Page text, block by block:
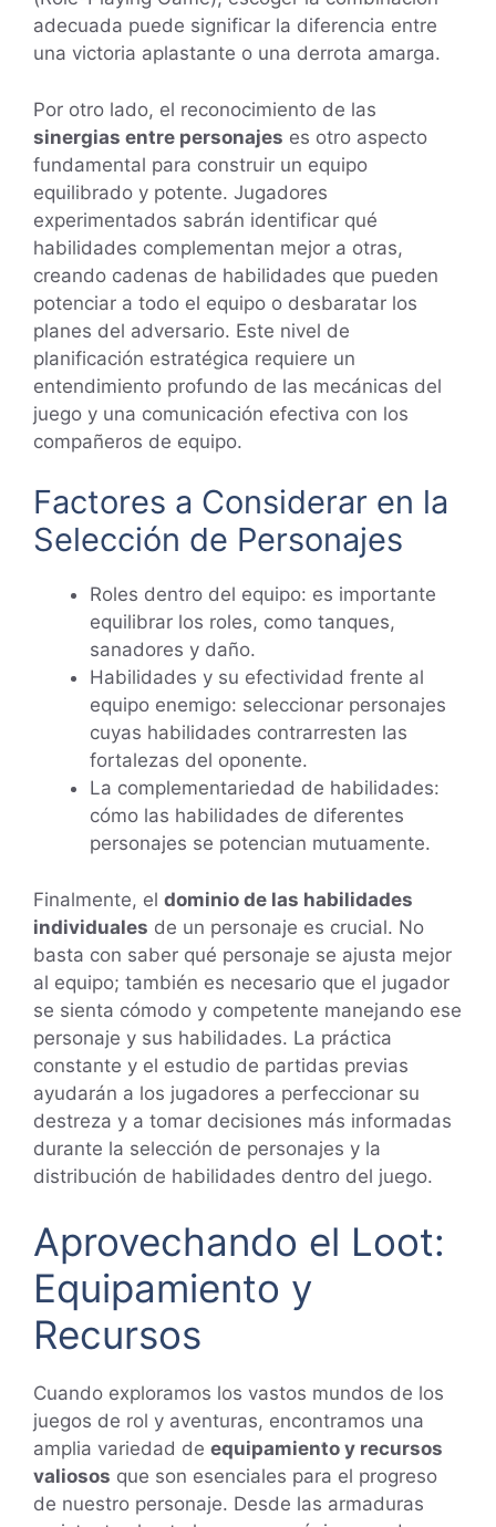
adecuada puede significar la diferencia entre
una victoria aplastante o una derrota amarga.
Por otro lado, el reconocimiento de las
sinergias entre personajes es otro aspecto
fundamental para construir un equipo
equilibrado y potente. Jugadores
experimentados sabrán identificar qué
habilidades complementan mejor a otras,
creando cadenas de habilidades que pueden
potenciar a todo el equipo o desbaratar los
planes del adversario. Este nivel de
planificación estratégica requiere un
entendimiento profundo de las mecánicas del
juego y una comunicación efectiva con los
compañeros de equipo.
Factores a Considerar en la
Selección de Personajes
Roles dentro del equipo: es importante
equilibrar los roles, como tanques,
sanadores y daño.
Habilidades y su efectividad frente al
equipo enemigo: seleccionar personajes
cuyas habilidades contrarresten las
fortalezas del oponente.
La complementariedad de habilidades:
cómo las habilidades de diferentes
personajes se potencian mutuamente.
Finalmente, el dominio de las habilidades
individuales de un personaje es crucial. No
basta con saber qué personaje se ajusta mejor
al equipo; también es necesario que el jugador
se sienta cómodo y competente manejando ese
personaje y sus habilidades. La práctica
constante y el estudio de partidas previas
ayudarán a los jugadores a perfeccionar su
destreza y a tomar decisiones más informadas
durante la selección de personajes y la
distribución de habilidades dentro del juego.
Aprovechando el Loot:
Equipamiento y
Recursos
Cuando exploramos los vastos mundos de los
juegos de rol y aventuras, encontramos una
amplia variedad de equipamiento y recursos
valiosos que son esenciales para el progreso
de nuestro personaje. Desde las armaduras